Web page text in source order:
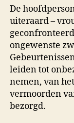
De
uiteraard –
ongewenste
leiden tot
nemen, van
vermoorden
bezorgd.